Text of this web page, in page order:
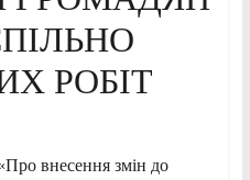
РОБІТ
внесення змін до